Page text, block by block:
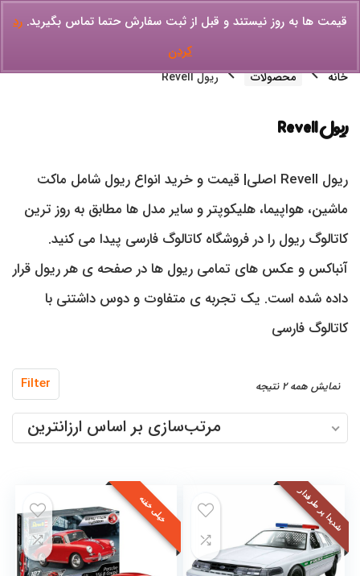
قیمت ها به روز نیستند و قبل از ثبت سفارش حتما تماس بگیرید. رد
کردن
خانه محصولات ریول Revell
ریول Revell
ریول Revell اصلی| قیمت و خرید انواع ریول شامل ماکت
ماشین، هواپیما، هلیکوپتر و سایر مدل ها مطابق به روز ترین
کاتالوگ ریول را در فروشگاه کاتالوگ فارسی پیدا می کنید.
آنباکس و عکس های تمامی ریول ها در صفحه ی هر ریول قرار
داده شده است. یک تجربه ی متفاوت و دوس داشتنی با
کاتالوگ فارسی
Filter نمایش همه 2 نتیجه
اساسمرتب‌سازی بر اساس ارزانترین
شدیدا پر طرفدار خیلی خفنه